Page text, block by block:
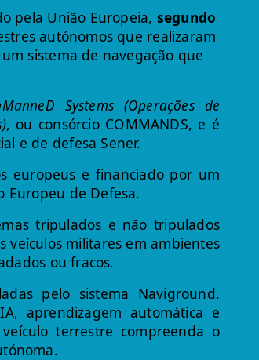
pela União Europeia, segundo
autónomos que realizaram
sistema de navegação que
Systems (Operações de
, ou consórcio COMMANDS, e é
e de defesa Sener.
europeus e financiado por um
Europeu de Defesa.
tripulados e não tripulados
veículos militares em ambientes
ou fracos.
pelo sistema Naviground.
aprendizagem automática e
terrestre compreenda o